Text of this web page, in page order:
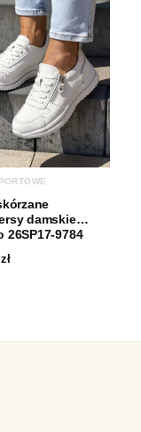
damskie
26SP17-9784
zł